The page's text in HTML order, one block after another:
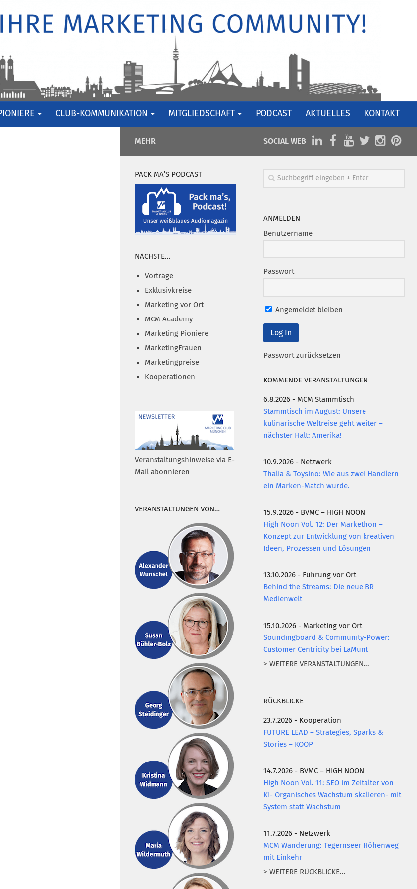
CLUB-KOMMUNIKATION MITGLIEDSCHAFT PODCAST AKTUELLES KONTAKT
SOCIAL WEB
ANMELDEN
Benutzername
Passwort
Angemeldet bleiben
Passwort zurücksetzen
KOMMENDE VERANSTALTUNGEN
6.8.2026 - MCM Stammtisch
Stammtisch im August: Unsere
kulinarische Weltreise geht weiter –
nächster Halt: Amerika!
10.9.2026 - Netzwerk
Thalia & Toysino: Wie aus zwei Händlern
ein Marken-Match wurde.
15.9.2026 - BVMC – HIGH NOON
High Noon Vol. 12: Der Markethon –
Konzept zur Entwicklung von kreativen
Ideen, Prozessen und Lösungen
13.10.2026 - Führung vor Ort
Behind the Streams: Die neue BR
Medienwelt
15.10.2026 - Marketing vor Ort
Soundingboard & Community-Power:
Customer Centricity bei LaMunt
> WEITERE VERANSTALTUNGEN...
RÜCKBLICKE
23.7.2026 - Kooperation
FUTURE LEAD – Strategies, Sparks &
Stories – KOOP
14.7.2026 - BVMC – HIGH NOON
High Noon Vol. 11: SEO im Zeitalter von
KI- Organisches Wachstum skalieren- mit
System statt Wachstum
11.7.2026 - Netzwerk
MCM Wanderung: Tegernseer Höhenweg
mit Einkehr
> WEITERE RÜCKBLICKE...
MEHR
PACK MA’S PODCAST
NÄCHSTE…
Vorträge
Exklusivkreise
Marketing vor Ort
MCM Academy
Marketing Pioniere
MarketingFrauen
Marketingpreise
Kooperationen
Veranstaltungshinweise via E-
Mail abonnieren
VERANSTALTUNGEN VON…